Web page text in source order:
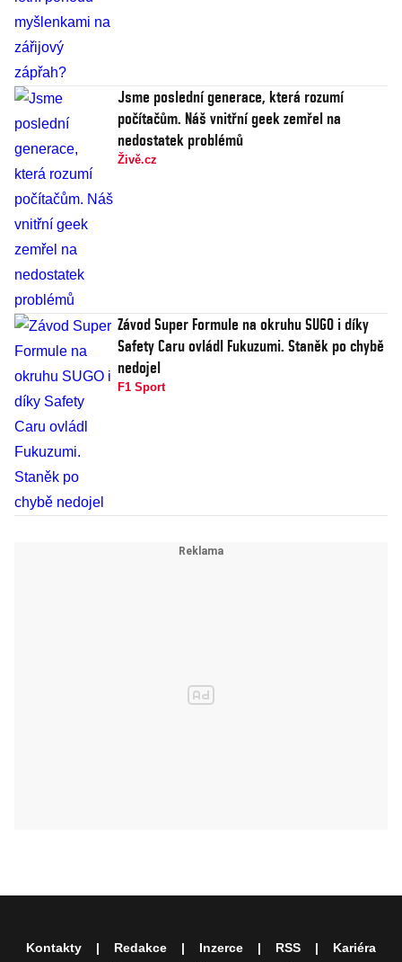
Jsme poslední generace, která rozumí
počítačům. Náš vnitřní geek zemřel na
nedostatek problémů
Živě.cz
Závod Super Formule na okruhu SUGO i díky
Safety Caru ovládl Fukuzumi. Staněk po chybě
nedojel
F1 Sport
Kontakty Redakce Inzerce RSS Kariéra